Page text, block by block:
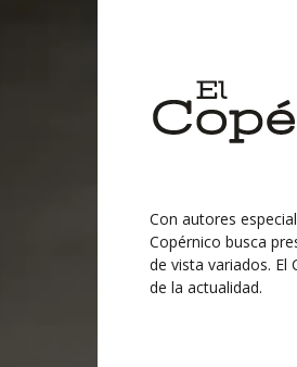
Con autores
Copérnico busca
de vista variados. El
de la actualidad.